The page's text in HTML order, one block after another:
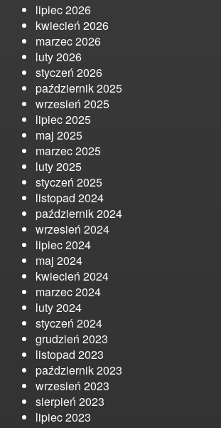
lipiec 2026
kwiecień 2026
marzec 2026
luty 2026
styczeń 2026
październik 2025
wrzesień 2025
lipiec 2025
maj 2025
marzec 2025
luty 2025
styczeń 2025
listopad 2024
październik 2024
wrzesień 2024
lipiec 2024
maj 2024
kwiecień 2024
marzec 2024
luty 2024
styczeń 2024
grudzień 2023
listopad 2023
październik 2023
wrzesień 2023
sierpień 2023
lipiec 2023